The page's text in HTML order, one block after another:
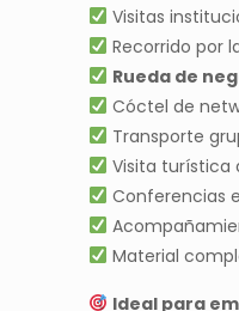
Visitas
Recorrido por
Rueda de
Cóctel de
Transporte
Visita turística
Conferencias
Material
Ideal para